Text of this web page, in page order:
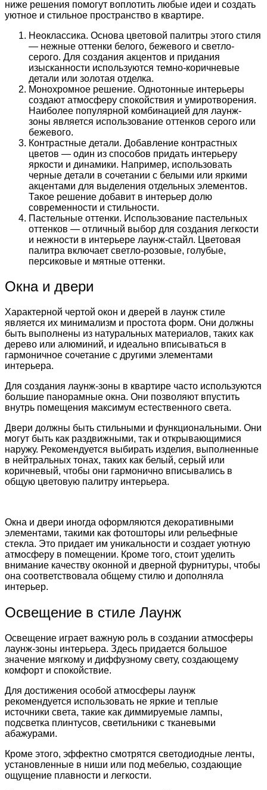
ниже решения помогут воплотить любые идеи и создать
уютное и стильное пространство в квартире.
Неоклассика. Основа цветовой палитры этого стиля
— нежные оттенки белого, бежевого и светло-
серого. Для создания акцентов и придания
изысканности используются темно-коричневые
детали или золотая отделка.
Монохромное решение. Однотонные интерьеры
создают атмосферу спокойствия и умиротворения.
Наиболее популярной комбинацией для лаунж-
зоны является использование оттенков серого или
бежевого.
Контрастные детали. Добавление контрастных
цветов — один из способов придать интерьеру
яркости и динамики. Например, использовать
черные детали в сочетании с белыми или яркими
акцентами для выделения отдельных элементов.
Такое решение добавит в интерьер долю
современности и стильности.
Пастельные оттенки. Использование пастельных
оттенков — отличный выбор для создания легкости
и нежности в интерьере лаунж-стайл. Цветовая
палитра включает светло-розовые, голубые,
персиковые и мятные оттенки.
Окна и двери
Характерной чертой окон и дверей в лаунж стиле
является их минимализм и простота форм. Они должны
быть выполнены из натуральных материалов, таких как
дерево или алюминий, и идеально вписываться в
гармоничное сочетание с другими элементами
интерьера.
Для создания лаунж-зоны в квартире часто используются
большие панорамные окна. Они позволяют впустить
внутрь помещения максимум естественного света.
Двери должны быть стильными и функциональными. Они
могут быть как раздвижными, так и открывающимися
наружу. Рекомендуется выбирать изделия, выполненные
в нейтральных тонах, таких как белый, серый или
коричневый, чтобы они гармонично вписывались в
общую цветовую палитру интерьера.
Окна и двери иногда оформляются декоративными
элементами, такими как фотошторы или рельефные
стекла. Это придает им уникальности и создает уютную
атмосферу в помещении. Кроме того, стоит уделить
внимание качеству оконной и дверной фурнитуры, чтобы
она соответствовала общему стилю и дополняла
интерьер.
Освещение в стиле Лаунж
Освещение играет важную роль в создании атмосферы
лаунж-зоны интерьера. Здесь придается большое
значение мягкому и диффузному свету, создающему
комфорт и спокойствие.
Для достижения особой атмосферы лаунж
рекомендуется использовать не яркие и теплые
источники света, такие как диммируемые лампы,
подсветка плинтусов, светильники с тканевыми
абажурами.
Кроме этого, эффектно смотрятся светодиодные ленты,
установленные в ниши или под мебелью, создающие
ощущение плавности и легкости.